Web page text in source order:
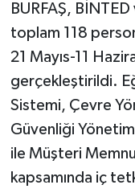
BURFAŞ,
toplam 118
21 Mayıs-11
gerçekleştirildi.
Sistemi, Çevre
Güvenliği
ile Müşteri
kapsamında iç